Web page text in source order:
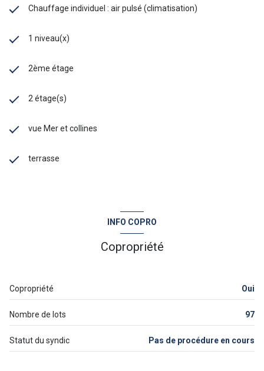
Chauffage individuel : air pulsé (climatisation)
1 niveau(x)
2ème étage
2 étage(s)
vue Mer et collines
terrasse
INFO COPRO
Copropriété
Copropriété Oui
Nombre de lots 97
Statut du syndic Pas de procédure en cours